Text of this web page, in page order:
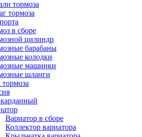
тормоза
тормоза
в сборе
цилиндр
барабаны
колодки
машинки
шланги
тормоза
Вариатор в сборе
Коллектор вариатора